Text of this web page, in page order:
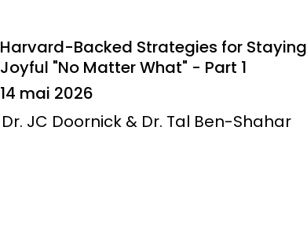
Harvard-Backed Strategies for Staying
Joyful "No Matter What" - Part 1
14 mai 2026
Dr. JC Doornick & Dr. Tal Ben-Shahar